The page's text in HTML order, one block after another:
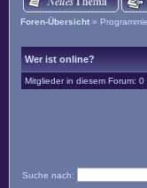
Foren-Übersicht »
Wer ist online?
Mitglieder in diesem Forum:
Suche nach: